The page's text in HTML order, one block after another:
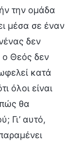
την ομάδα
μέσα σε έναν
δεν
ο Θεός δεν
κατά
όλοι είναι
θα
Γι’ αυτό,